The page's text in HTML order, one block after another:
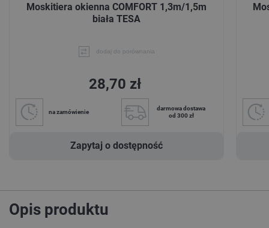
Moskitiera okienna COMFORT 1,3m/1,5m
biała TESA
dodaj do porównania
28,70 zł
na zamówienie
darmowa dostawa
od 300 zł
Zapytaj o dostępność
Opis produktu